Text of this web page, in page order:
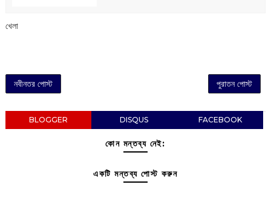
খেলা
নবীনতর পোস্ট পুরাতন পোস্ট
BLOGGER DISQUS FACEBOOK
কোন মন্তব্য নেই:
একটি মন্তব্য পোস্ট করুন